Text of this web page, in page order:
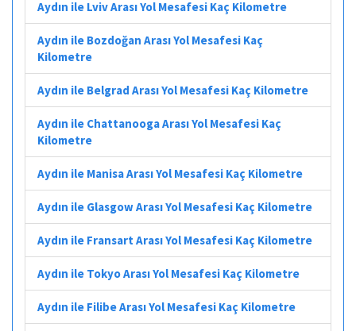
Aydın ile Lviv Arası Yol Mesafesi Kaç Kilometre
Aydın ile Bozdoğan Arası Yol Mesafesi Kaç
Kilometre
Aydın ile Belgrad Arası Yol Mesafesi Kaç Kilometre
Aydın ile Chattanooga Arası Yol Mesafesi Kaç
Kilometre
Aydın ile Manisa Arası Yol Mesafesi Kaç Kilometre
Aydın ile Glasgow Arası Yol Mesafesi Kaç Kilometre
Aydın ile Fransart Arası Yol Mesafesi Kaç Kilometre
Aydın ile Tokyo Arası Yol Mesafesi Kaç Kilometre
Aydın ile Filibe Arası Yol Mesafesi Kaç Kilometre